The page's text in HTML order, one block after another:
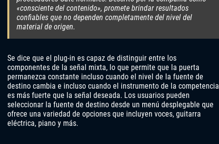
«consciente del contenido», promete brindar resultados
confiables que no dependen completamente del nivel del
material de origen.
Se dice que el plug-in es capaz de distinguir entre los
componentes de la señal mixta, lo que permite que la puerta
permanezca constante incluso cuando el nivel de la fuente de
destino cambia e incluso cuando el instrumento de la competencia
es más fuerte que la señal deseada. Los usuarios pueden
seleccionar la fuente de destino desde un menú desplegable que
ofrece una variedad de opciones que incluyen voces, guitarra
eléctrica, piano y más.